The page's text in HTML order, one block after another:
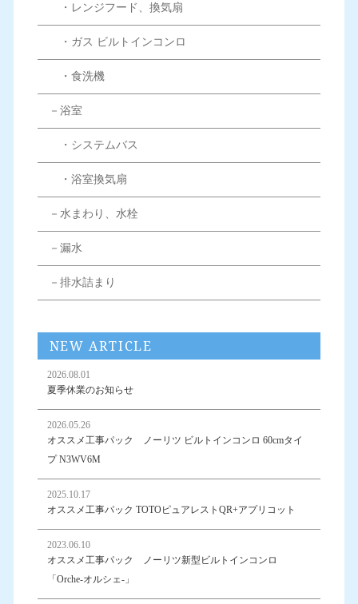
・レンジフード、換気扇
・ガス ビルトインコンロ
・食洗機
－浴室
・システムバス
・浴室換気扇
－水まわり、水栓
－漏水
－排水詰まり
NEW ARTICLE
2026.08.01
夏季休業のお知らせ
2026.05.26
オススメ工事パック ノーリツ ビルトインコンロ 60cmタイ
プ N3WV6M
2025.10.17
オススメ工事パック TOTOピュアレストQR+アプリコット
2023.06.10
オススメ工事パック ノーリツ新型ビルトインコンロ
「Orche-オルシェ-」